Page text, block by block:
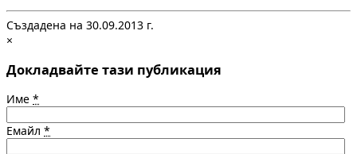
Създадена на 30.09.2013 г.
×
Докладвайте тази публикация
Име *
Емайл *